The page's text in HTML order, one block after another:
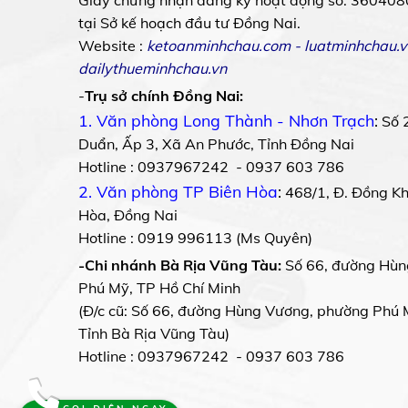
tại Sở kế hoạch đầu tư Đồng Nai.
Website : ketoanminhchau.com-
dailythueminhchau.vn
-Trụ sở chính Đồng Nai:
1. Văn phòng Long Thành - Nhơn Trạch: Số
Duẩn, Ấp 3, Xã An Phước, Tỉnh Đồng Nai
Hotline : 0937967242 - 0937 603 786
2. Văn phòng TP Biên Hòa: 468/1, Đ. Đồng
Hòa, Đồng Nai
Hotline : 0919 996113 (Ms Quyên)
-Chi nhánh Bà Rịa Vũng Tàu: Số 66, đường
Phú Mỹ, TP Hồ Chí Minh
(Đ/c cũ: Số 66, đường Hùng Vương, phường Phú
Tỉnh Bà Rịa Vũng Tàu)
Hotline : 0937967242 - 0937 603 786